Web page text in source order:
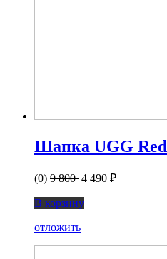
Шапка UGG Red
(0) 9 800 4 490 ₽
В корзину
отложить